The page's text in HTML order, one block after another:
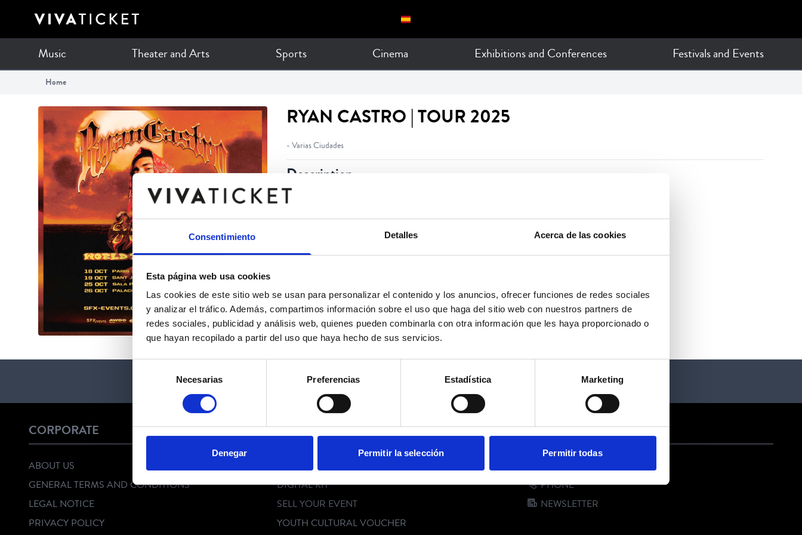
Consentimiento Detalles Acerca de las cookies
Esta página web usa cookies
Las cookies de este sitio web se usan para personalizar el contenido y los anuncios, ofrecer funciones de redes sociales
y analizar el tráfico. Además, compartimos información sobre el uso que haga del sitio web con nuestros partners de
redes sociales, publicidad y análisis web, quienes pueden combinarla con otra información que les haya proporcionado o
que hayan recopilado a partir del uso que haya hecho de sus servicios.
consentimiento
Necesarias Preferencias Estadística Marketing
Denegar Permitir la selección Permitir todas
Music Theater and Arts Sports Cinema Exhibitions and Conferences Festivals and Events
Home
RYAN CASTRO | TOUR 2025
- Varias Ciudades
Description
FOLLOW US
CORPORATE
ABOUT US
GENERAL TERMS AND CONDITIONS
LEGAL NOTICE
PRIVACY POLICY
CUSTOMER SERVICE
DIGITAL KIT
SELL YOUR EVENT
YOUTH CULTURAL VOUCHER
CONTACT US
PHONE
NEWSLETTER